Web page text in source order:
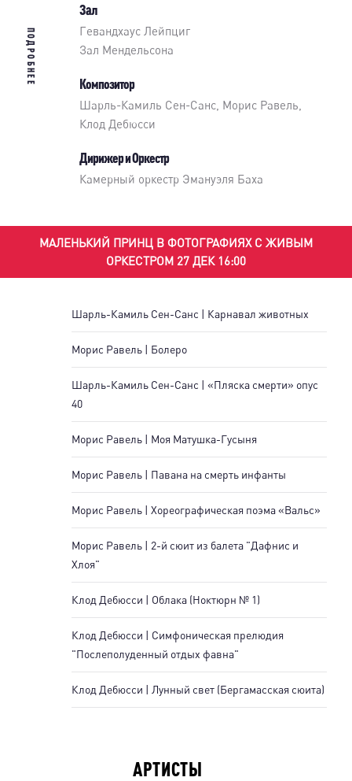
ПОДРОБНЕЕ
Зал
Гевандхаус Лейпциг
Зал Мендельсона
Композитор
Шарль-Камиль Сен-Санс, Морис Равель,
Клод Дебюсси
Дирижер и Оркестр
Камерный оркестр Эмануэля Баха
МАЛЕНЬКИЙ ПРИНЦ В ФОТОГРАФИЯХ С ЖИВЫМ
ОРКЕСТРОМ 27 ДЕК 16:00
Шарль-Камиль Сен-Санс | Карнавал животных
Морис Равель | Болеро
Шарль-Камиль Сен-Санс | «Пляска смерти» опус
40
Морис Равель | Моя Матушка-Гусыня
Морис Равель | Павана на смерть инфанты
Морис Равель | Хореографическая поэма «Вальс»
Морис Равель | 2-й сюит из балета "Дафнис и
Хлоя"
Клод Дебюсси | Облака (Ноктюрн № 1)
Клод Дебюсси | Симфоническая прелюдия
"Послеполуденный отдых фавна"
Клод Дебюсси | Лунный свет (Бергамасская сюита)
АРТИСТЫ